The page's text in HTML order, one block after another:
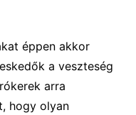
éppen akkor
a veszteség
arra
hogy olyan